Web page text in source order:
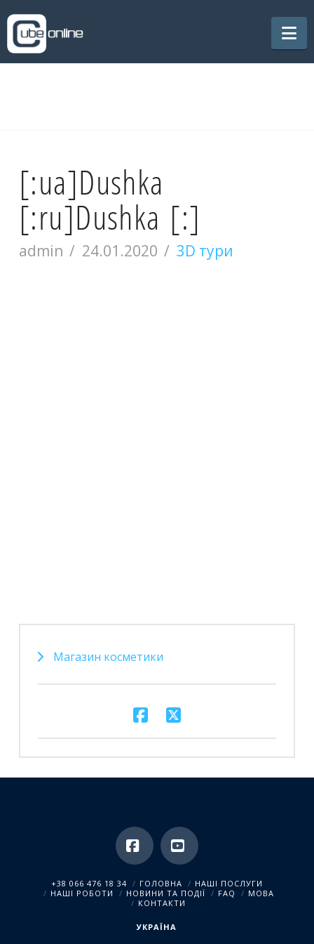
[:ua]Dushka
[:ru]Dushka [:]
admin 24.01.2020 3D тури
Магазин косметики
FacebookYouTube
+38 066 476 18 34 ГОЛОВНА
НАШІ ПОСЛУГИ
НАШІ РОБОТИ
НОВИНИ ТА ПОДІЇ FAQ
МОВА
КОНТАКТИ
УКРАЇНА